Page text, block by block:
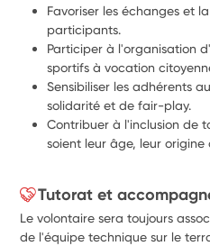
Favoriser les échanges et
participants.
Participer à l'organisation
sportifs à vocation
Sensibiliser les adhérents
solidarité et de fair-play.
Contribuer à l'inclusion de
soient leur âge, leur
Tutorat et
Le volontaire sera toujours
de l'équipe technique sur le